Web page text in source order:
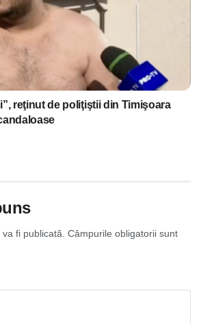
reţinut de poliţiştii din Timişoara
fi publicată. Câmpurile obligatorii sunt